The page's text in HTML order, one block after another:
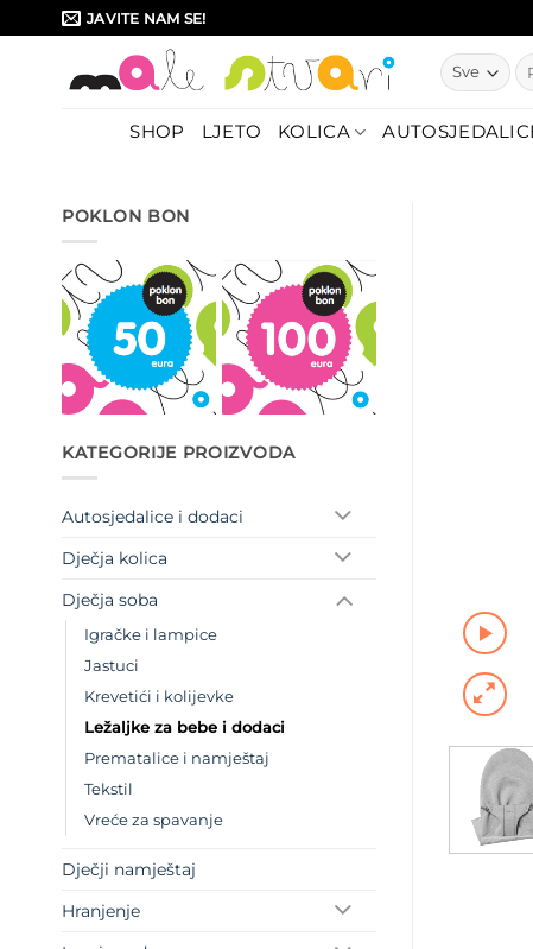
to
JAVITE NAM SE!
SHOP LJETO KOLICA
POKLON BON
KATEGORIJE PROIZVODA
Autosjedalice i dodaci
Dječja kolica
Dječja soba
Igračke i lampice
Jastuci
Krevetići i kolijevke
Ležaljke za bebe i dodaci
Prematalice i namještaj
Tekstil
Vreće za spavanje
Dječji namještaj
Hranjenje